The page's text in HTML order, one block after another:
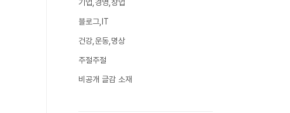
기업,경영,창업
블로그,IT
건강,운동,명상
주절주절
비공개 글감 소재